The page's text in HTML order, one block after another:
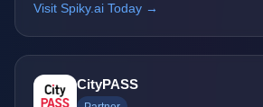
Visit Spiky.ai Today →
CityPASS